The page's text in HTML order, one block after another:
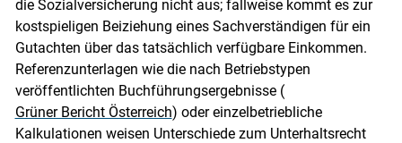
die Sozialversicherung nicht aus; fallweise kommt es zur
kostspieligen Beiziehung eines Sachverständigen für ein
Gutachten über das tatsächlich verfügbare Einkommen.
Referenzunterlagen wie die nach Betriebstypen
veröffentlichten Buchführungsergebnisse (
Grüner Bericht Österreich) oder einzelbetriebliche
Kalkulationen weisen Unterschiede zum Unterhaltsrecht